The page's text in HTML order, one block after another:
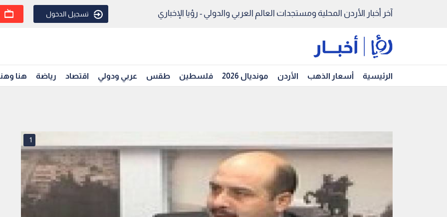
آخر أخبار الأردن المحلية ومستجدات العالم العربي والدولي - رؤيا الإخباري تسجيل الدخول
الرئيسية أسعار الذهب الأردن مونديال 2026 فلسطين طقس عربي ودولي اقتصاد رياضة هنا
1